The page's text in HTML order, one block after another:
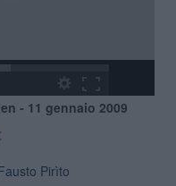
- 11 gennaio 2009
Pirìto